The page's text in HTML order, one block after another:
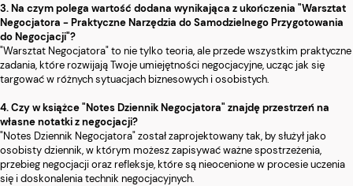
3. Na czym polega wartość dodana wynikająca z ukończenia "Warsztat
Negocjatora - Praktyczne Narzędzia do Samodzielnego Przygotowania
do Negocjacji"?
"Warsztat Negocjatora" to nie tylko teoria, ale przede wszystkim praktyczne
zadania, które rozwijają Twoje umiejętności negocjacyjne, ucząc jak się
targować w różnych sytuacjach biznesowych i osobistych.
4. Czy w książce "Notes Dziennik Negocjatora" znajdę przestrzeń na
własne notatki z negocjacji?
"Notes Dziennik Negocjatora" został zaprojektowany tak, by służył jako
osobisty dziennik, w którym możesz zapisywać ważne spostrzeżenia,
przebieg negocjacji oraz refleksje, które są nieocenione w procesie uczenia
się i doskonalenia technik negocjacyjnych.